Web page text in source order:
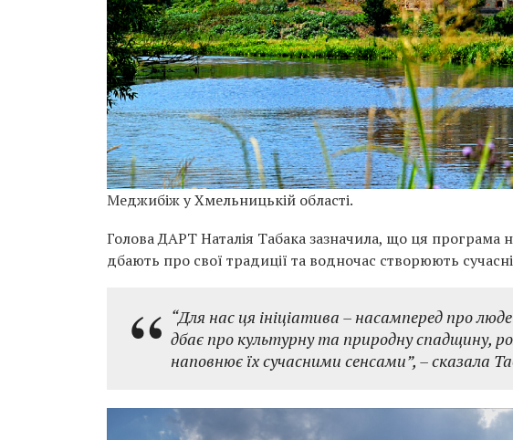
Меджибіж у Хмельницькій області.
Голова ДАРТ Наталія Табака зазначила, що ця програма
дбають про свої традиції та водночас створюють
“Для нас ця ініціатива – насамперед про
дбає про культурну та природну спадщину,
наповнює їх сучасними сенсами”, – сказала